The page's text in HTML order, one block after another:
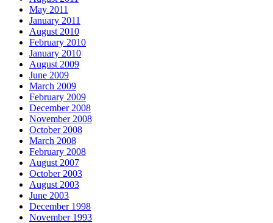
May 2011
January 2011
August 2010
February 2010
January 2010
August 2009
June 2009
March 2009
February 2009
December 2008
November 2008
October 2008
March 2008
February 2008
August 2007
October 2003
August 2003
June 2003
December 1998
November 1993